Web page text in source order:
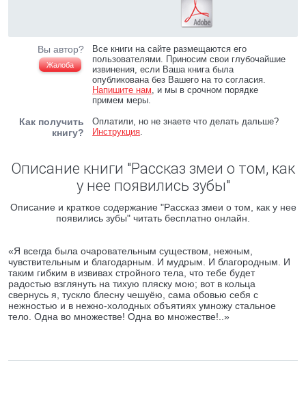
Вы автор?
Жалоба
Все книги на сайте размещаются его
пользователями. Приносим свои глубочайшие
извинения, если Ваша книга была
опубликована без Вашего на то согласия.
Напишите нам, и мы в срочном порядке
примем меры.
Как получить
книгу?
Оплатили, но не знаете что делать дальше?
Инструкция.
Описание книги "Рассказ змеи о том, как
у нее появились зубы"
Описание и краткое содержание "Рассказ змеи о том, как у нее
появились зубы" читать бесплатно онлайн.
«Я всегда была очаровательным существом, нежным,
чувствительным и благодарным. И мудрым. И благородным. И
таким гибким в извивах стройного тела, что тебе будет
радостью взглянуть на тихую пляску мою; вот в кольца
свернусь я, тускло блесну чешуёю, сама обовью себя с
нежностью и в нежно-холодных объятиях умножу стальное
тело. Одна во множестве! Одна во множестве!..»